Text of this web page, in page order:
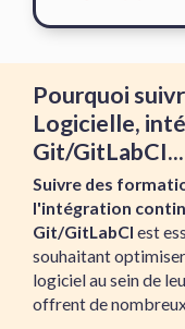
Pourquoi
Logicielle,
Git/GitLabCI...
Suivre des
l'intégration
Git/GitLabCI est
souhaitant
logiciel au sein de
offrent de